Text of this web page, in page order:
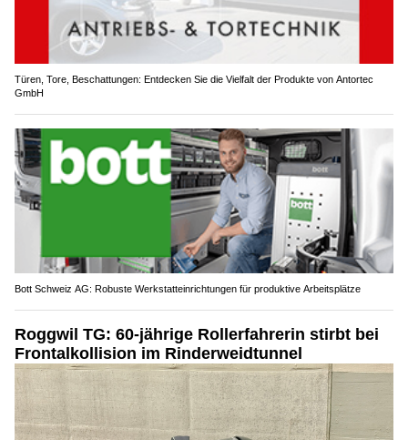
Türen, Tore, Beschattungen: Entdecken Sie die Vielfalt der Produkte von Antortec
GmbH
Bott Schweiz AG: Robuste Werkstatteinrichtungen für produktive Arbeitsplätze
Roggwil TG: 60-jährige Rollerfahrerin stirbt bei
Frontalkollision im Rinderweidtunnel